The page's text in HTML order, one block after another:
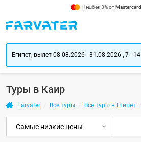
Кэшбек 3% отMastercard
Туры в Каир
Farvater Все туры Все туры в Египет